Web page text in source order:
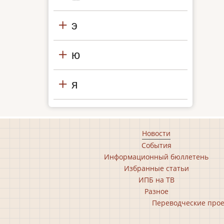
э
ю
я
Новости
События
Информационный бюллетень
Избранные статьи
ИПБ на ТВ
Разное
Переводческие